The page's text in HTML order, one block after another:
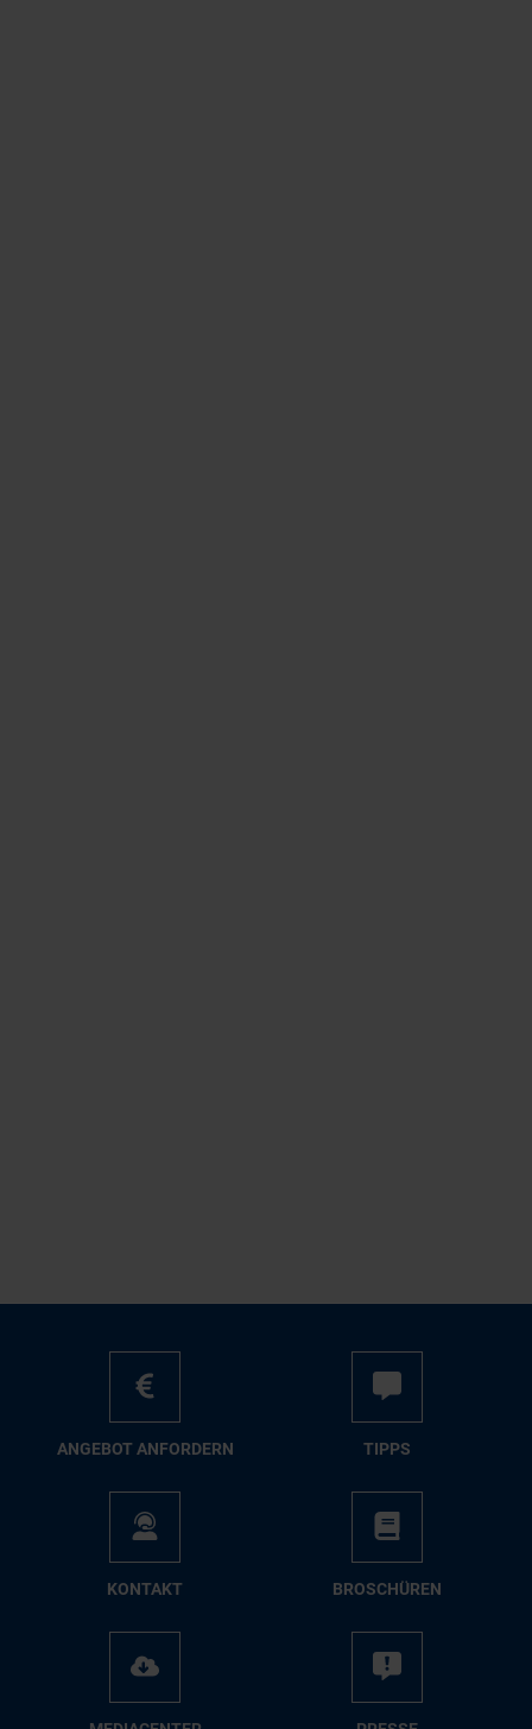
AN­GE­BOT AN­FOR­DERN TIPPS
KON­TAKT BRO­SCHÜ­REN